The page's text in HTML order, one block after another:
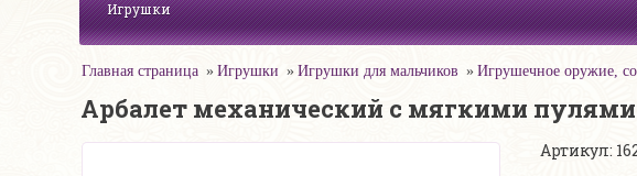
Игрушки
Главная страница Игрушки Игрушки для мальчиков Игрушечное оружие,
Арбалет механический с мягкими пулями
Артикул: